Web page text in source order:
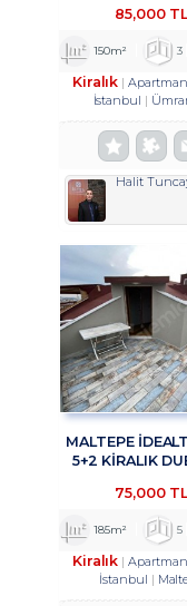
85,000 TL
150m² 3
Kiralık
İstanbul
Halit
MALTEPE
5+2 KİRALIK
75,000 TL
185m² 5
Kiralık
İstanbul